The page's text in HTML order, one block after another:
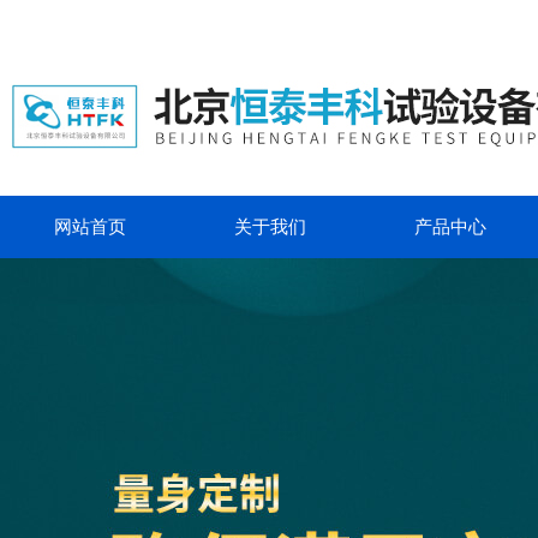
网站首页 关于我们 产品中心